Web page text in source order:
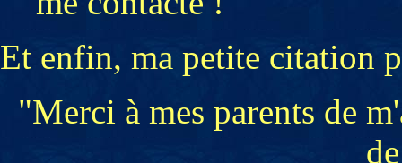
Et enfin, ma petite citation
"Merci à mes parents de